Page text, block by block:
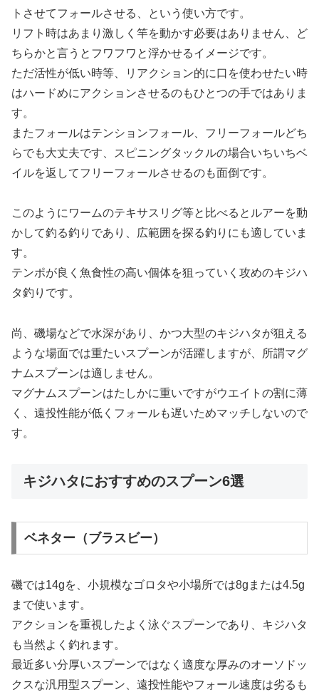
トさせてフォールさせる、という使い方です。
リフト時はあまり激しく竿を動かす必要はありません、ど
ちらかと言うとフワフワと浮かせるイメージです。
ただ活性が低い時等、リアクション的に口を使わせたい時
はハードめにアクションさせるのもひとつの手ではありま
す。
またフォールはテンションフォール、フリーフォールどち
らでも大丈夫です、スピニングタックルの場合いちいちベ
イルを返してフリーフォールさせるのも面倒です。
このようにワームのテキサスリグ等と比べるとルアーを動
かして釣る釣りであり、広範囲を探る釣りにも適していま
す。
テンポが良く魚食性の高い個体を狙っていく攻めのキジハ
タ釣りです。
尚、磯場などで水深があり、かつ大型のキジハタが狙える
ような場面では重たいスプーンが活躍しますが、所謂マグ
ナムスプーンは適しません。
マグナムスプーンはたしかに重いですがウエイトの割に薄
く、遠投性能が低くフォールも遅いためマッチしないので
す。
キジハタにおすすめのスプーン6選
ベネター（ブラスビー）
磯では14gを、小規模なゴロタや小場所では8gまたは4.5g
まで使います。
アクションを重視したよく泳ぐスプーンであり、キジハタ
も当然よく釣れます。
最近多い分厚いスプーンではなく適度な厚みのオーソドッ
クスな汎用型スプーン、遠投性能やフォール速度は劣るも